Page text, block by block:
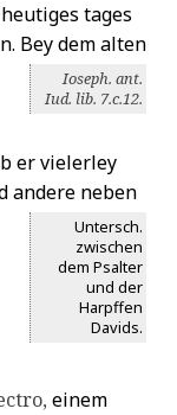
tages
Ioseph. ant.
Iud. lib. 7.c.12.
Bey dem alten
er vielerley
andere neben
Untersch.
zwischen
dem Psalter
und der
Harpffen
Davids.
einem